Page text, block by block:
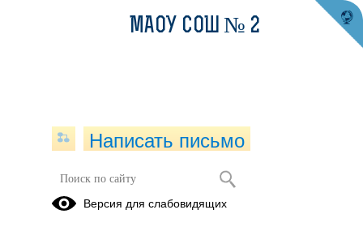
Баланс государственного
МАОУ СОШ № 2
Написать письмо
Версия для слабовидящих